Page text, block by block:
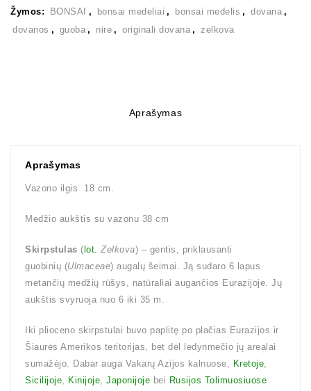
Žymos: BONSAI , bonsai medeliai , bonsai medelis , dovana ,
dovanos , guoba , nire , originali dovana , zelkova
Aprašymas
Aprašymas
Vazono ilgis 18 cm.
Medžio aukštis su vazonu 38 cm
Skirpstulas ( lot. Zelkova) – gentis, priklausanti
guobinių (Ulmaceae) augalų šeimai. Ją sudaro 6 lapus
metančių medžių rūšys, natūraliai augančios Eurazijoje. Jų
aukštis svyruoja nuo 6 iki 35 m.
Iki plioceno skirpstulai buvo paplitę po plačias Eurazijos ir
Šiaurės Amerikos teritorijas, bet dėl ledynmečio jų arealai
sumažėjo. Dabar auga Vakarų Azijos kalnuose, Kretoje,
Sicilijoje, Kinijoje, Japonijoje bei Rusijos Tolimuosiuose